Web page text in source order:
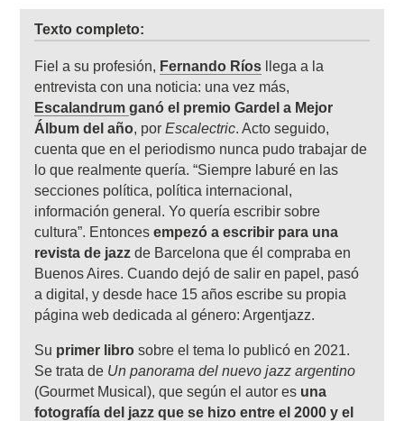
Texto completo:
Fiel a su profesión, Fernando Ríos
llega a la
entrevista con una noticia: una vez más,
Escalandrumganó el premio Gardel a Mejor
Álbum del año, porEscalectric. Acto seguido,
cuenta que en el periodismo nunca pudo trabajar de
lo que realmente quería. “Siempre laburé en las
secciones política, política internacional,
información general. Yo quería escribir sobre
cultura”. Entoncesempezó a escribir para una
revista de jazz de Barcelona que él compraba en
Buenos Aires. Cuando dejó de salir en papel, pasó
a digital, y desde hace 15 años escribe su propia
página web dedicada al género: Argentjazz.
Su primer libro sobre el tema lo publicó en 2021.
Se trata de Un panorama del nuevo jazz argentino
(Gourmet Musical), que según el autor es una
fotografía del jazz que se hizo entre el 2000 y el